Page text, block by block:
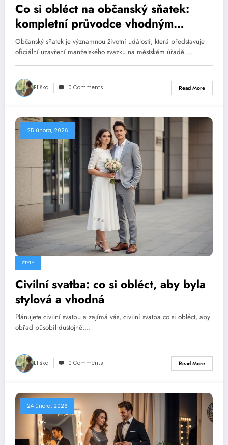
Co si obléct na občanský sňatek:
kompletní průvodce vhodným
oblečením
Občanský sňatek je významnou životní událostí, která představuje
oficiální uzavření manželského svazku na městském úřadě.…
Eliška 0 Comments Read More
25 února, 2026
STYLY
Civilní svatba: co si obléct, aby byla
stylová a vhodná
Plánujete civilní svatbu a zajímá vás, civilní svatba co si obléct, aby
obřad působil důstojně,…
Eliška 0 Comments Read More
24 února, 2026